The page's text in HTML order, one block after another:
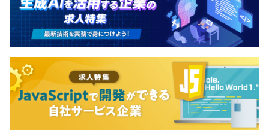
弊社にそれなりの期間在籍していた、またはリーダー格と
なりますと、メガベンチャーや、その他Webサービス開発
の期間が長かった人間が多いです。